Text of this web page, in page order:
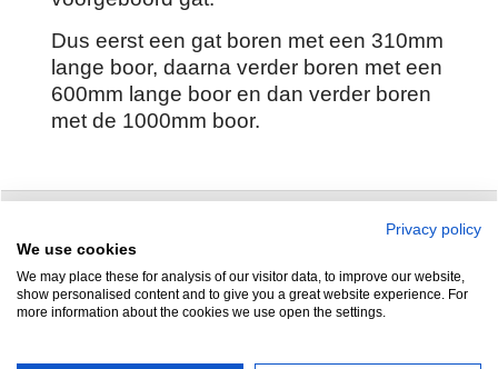
Dus eerst een gat boren met een 310mm
lange boor, daarna verder boren met een
600mm lange boor en dan verder boren
met de 1000mm boor.
Zuidersluisweg 42
8243 RC Lelystad
Tel: +31(0)320
253161
Privacy policy
We use cookies
We may place these for analysis of our visitor data, to improve our website,
show personalised content and to give you a great website experience. For
more information about the cookies we use open the settings.